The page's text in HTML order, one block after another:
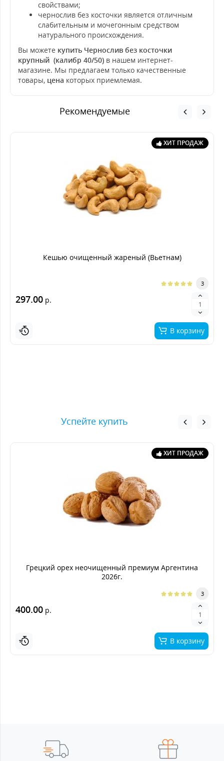
свойствами;
чернослив без косточки является отличным
слабительным и мочегонным средством
натурального происхождения.
Вы можете купить Чернослив без косточки
крупный (калибр 40/50) в нашем интернет-
магазине. Мы предлагаем только качественные
товары, цена которых приемлемая.
Рекомендуемые
ХИТ ПРОДАЖ
Кешью очищенный жареный (Вьетнам)
3
297.00 р.
В корзину
Успейте купить
ХИТ ПРОДАЖ
Грецкий орех неочищенный премиум Аргентина
2026г.
3
400.00 р.
В корзину